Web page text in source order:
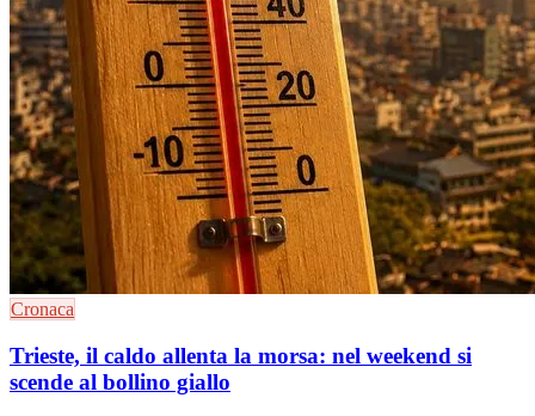
Cronaca
Trieste, il caldo allenta la morsa: nel weekend si
scende al bollino giallo